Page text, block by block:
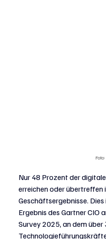
Nur 48 Prozent der
erreichen oder übertreffen
Geschäftsergebnisse.
Ergebnis des Gartner CIO
Survey 2025, an dem über